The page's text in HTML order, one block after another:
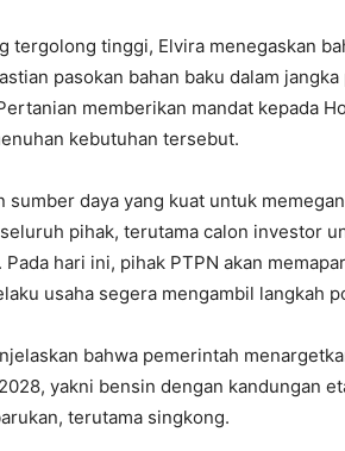
tergolong tinggi, Elvira menegaskan
pasokan bahan baku dalam jangka
memberikan mandat kepada
kebutuhan tersebut.
daya yang kuat untuk
pihak, terutama calon investor
hari ini, pihak PTPN akan
usaha segera mengambil langkah
bahwa pemerintah
yakni bensin dengan kandungan
terutama singkong.